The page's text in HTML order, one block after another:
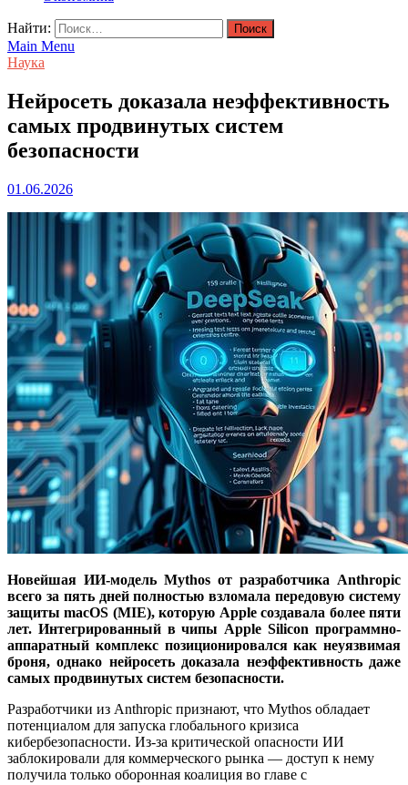
Найти:
Main Menu
Наука
Нейросеть доказала неэффективность
самых продвинутых систем
безопасности
01.06.2026
Новейшая ИИ-модель Mythos от разработчика Anthropic
всего за пять дней полностью взломала передовую систему
защиты macOS (MIE), которую Apple создавала более пяти
лет. Интегрированный в чипы Apple Silicon программно-
аппаратный комплекс позиционировался как неуязвимая
броня, однако нейросеть доказала неэффективность даже
самых продвинутых систем безопасности.
Разработчики из Anthropic признают, что Mythos обладает
потенциалом для запуска глобального кризиса
кибербезопасности. Из-за критической опасности ИИ
заблокировали для коммерческого рынка — доступ к нему
получила только оборонная коалиция во главе с